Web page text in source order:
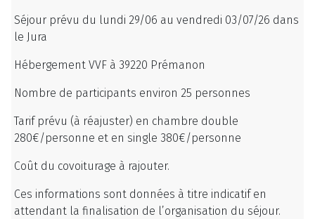
Séjour prévu du lundi 29/06 au vendredi 03/07/26 dans
le Jura
Hébergement VVF à 39220 Prémanon
Nombre de participants environ 25 personnes
Tarif prévu (à réajuster) en chambre double
280€/personne et en single 380€/personne
Coût du covoiturage à rajouter.
Ces informations sont données à titre indicatif en
attendant la finalisation de l’organisation du séjour.